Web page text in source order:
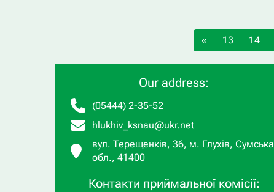
« 13 14
Our address:
(05444) 2-35-52
hlukhiv_ksnau@ukr.net
вул. Терещенків, 36, м. Глухів, Сумська
обл., 41400
Контакти приймальної комісії: